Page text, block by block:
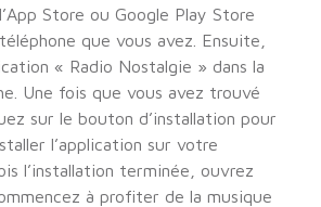
Store ou Google Play Store
que vous avez. Ensuite,
« Radio Nostalgie » dans la
Une fois que vous avez trouvé
sur le bouton d’installation pour
l’application sur votre
l’installation terminée, ouvrez
à profiter de la musique